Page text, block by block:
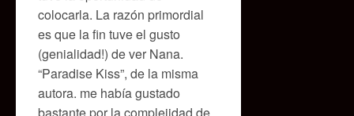
colocarla. La razón primordial
es que la fin tuve el gusto
(genialidad!) de ver Nana.
“Paradise Kiss”, de la misma
autora. me había gustado
bastante por la complejidad de